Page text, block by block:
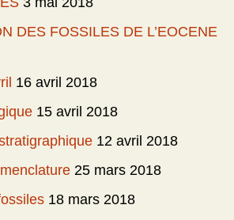
DES FOSSILES DE L’EOCENE
16 avril 2018
15 avril 2018
12 avril 2018
25 mars 2018
18 mars 2018